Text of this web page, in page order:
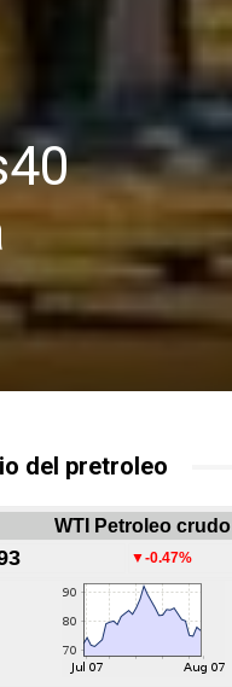
del pretroleo
WTI Petroleo crudo
▼-0.47%